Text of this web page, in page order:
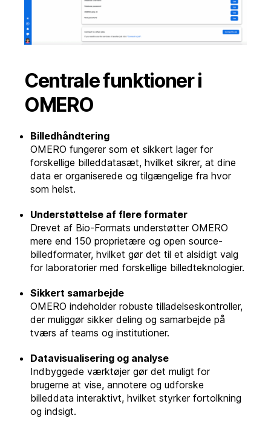
Centrale funktioner i
OMERO
Billedhåndtering
OMERO fungerer som et sikkert lager for
forskellige billeddatasæt, hvilket sikrer, at dine
data er organiserede og tilgængelige fra hvor
som helst.
Understøttelse af flere formater
Drevet af Bio-Formats understøtter OMERO
mere end 150 proprietære og open source-
billedformater, hvilket gør det til et alsidigt valg
for laboratorier med forskellige billedteknologier.
Sikkert samarbejde
OMERO indeholder robuste tilladelseskontroller,
der muliggør sikker deling og samarbejde på
tværs af teams og institutioner.
Datavisualisering og analyse
Indbyggede værktøjer gør det muligt for
brugerne at vise, annotere og udforske
billeddata interaktivt, hvilket styrker fortolkning
og indsigt.